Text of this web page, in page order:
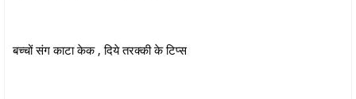
बच्चों संग काटा केक , दिये तरक्की के टिप्स